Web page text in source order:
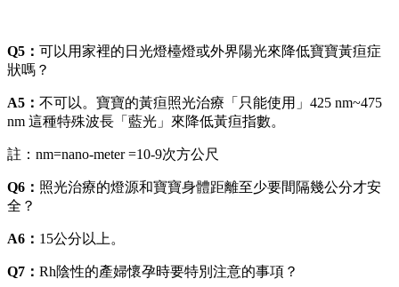
Q5： 可以用家裡的日光燈檯燈或外界陽光來降低寶寶黃疸症
狀嗎？
A5： 不可以。寶寶的黃疸照光治療「只能使用」425 nm~475
nm 這種特殊波長「藍光」來降低黃疸指數。
註：nm=nano-meter =10-9次方公尺
Q6： 照光治療的燈源和寶寶身體距離至少要間隔幾公分才安
全？
A6： 15公分以上。
Q7： Rh陰性的產婦懷孕時要特別注意的事項？